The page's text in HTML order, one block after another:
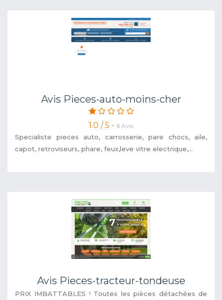
Avis Pieces-auto-moins-cher
1.0 / 5 - 6 Avis
Specialiste pieces auto, carrosserie, pare chocs, aile,
capot, retroviseurs, phare, feux,leve vitre electrique,...
Avis Pieces-tracteur-tondeuse
PRIX IMBATTABLES ! Toutes les pièces détachées de